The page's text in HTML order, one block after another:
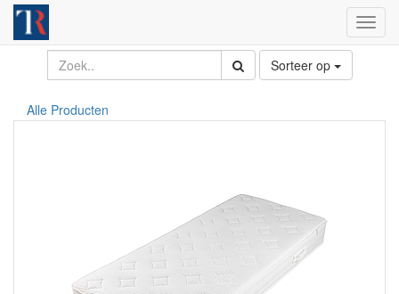
Sorteer op
Alle Producten